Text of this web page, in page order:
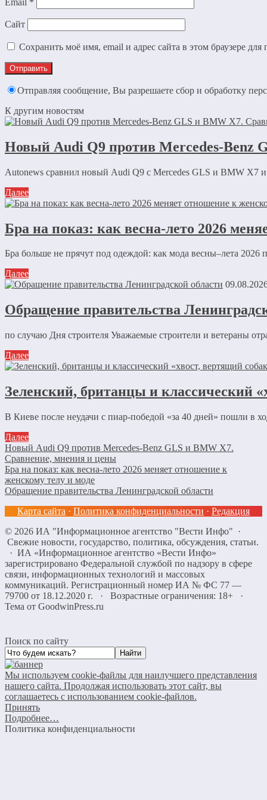
Сайт
Сохранить моё имя, email и адрес сайта в этом браузере
Отправляя сообщение, Вы разрешаете сбор и обработку
К другим новостям
Новый Audi Q9 против Mercedes-Benz
Autonews сравнил новый Audi Q9 с Mercedes GLS и BMW
Далее
Бра на показ: как весна-лето 2026
Бра больше не прячут под одеждой: как мода весны–лета 2026
Далее
Обращение правительства
по случаю Дня строителя Уважаемые строители и ветераны
Далее
Зеленский, британцы и классический
В Киеве после неудачи с пиар-победой «за 40 дней» пошли в
Далее
Новый Audi Q9 против Mercedes-Benz GLS и BMW X7.
Сравнение, мнения и цены
Бра на показ: как весна-лето 2026 меняет отношение к
женскому телу и моде
Обращение правительства Ленинградской области
Карта сайта · Политика конфиденциальности · Редакция
© 2026 ИА "Информационное агентство "Вести Инфо" ·
Свежие новости, государство, политика, обсуждения, статьи.
· ИА «Информационное агентство «Вести Инфо»
зарегистрировано Федеральной службой по надзору в сфере
связи, информационных технологий и массовых
коммуникаций. Регистрационный номер ИА № ФС 77 —
79700 от 18.12.2020 г. · Возрастные ограничения: 18+
·
Тема от GoodwinPress.ru
Поиск по сайту
Мы используем cookie-файлы для наилучшего представления
нашего сайта. Продолжая использовать этот сайт, вы
соглашаетесь с использованием cookie-файлов.
Принять
Подробнее…
Политика конфиденциальности